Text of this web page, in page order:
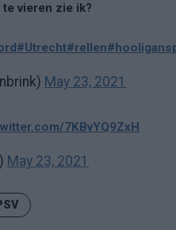
vieren zie ik?
#Utrecht#rellen#hooligans
May 23, 2021
7KBvYQ9ZxH
May 23, 2021